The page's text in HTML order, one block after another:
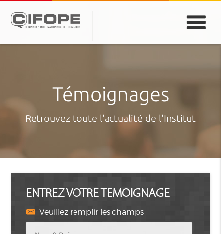
Témoignages
Retrouvez toute l'actualité de l'Institut
ENTREZ VOTRE TEMOIGNAGE
Veuillez remplir les champs